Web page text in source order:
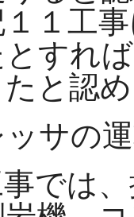
１工
すれ
と認
サの
では